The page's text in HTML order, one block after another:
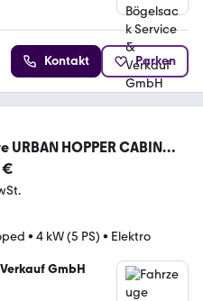
Kontakt Parken
URBAN HOPPER CABIN
45KMH+72V100Ah+KOF
€
• 4 kW (5 PS) • Elektro
GmbH